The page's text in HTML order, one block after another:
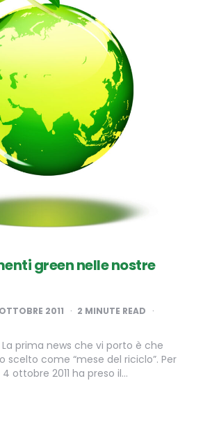
green nelle nostre
2011 2 MINUTE READ
prima news che vi porto è che
scelto come “mese del riciclo”. Per
ottobre 2011 ha preso il…